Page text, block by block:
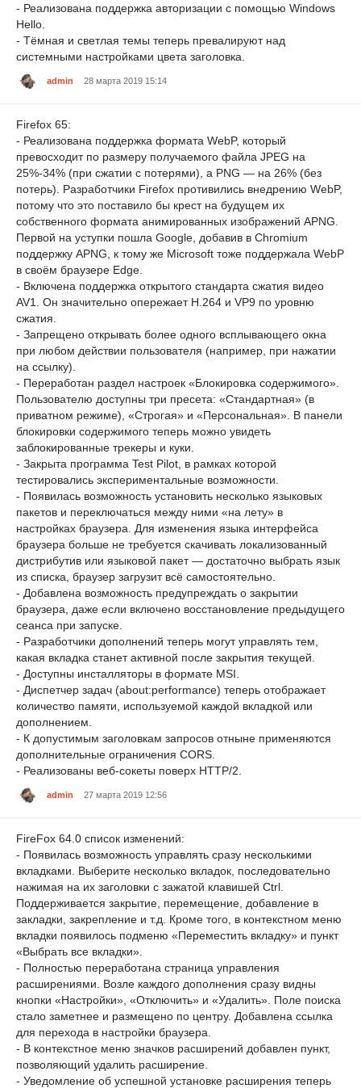
- Реализована поддержка авторизации с помощью Windows
Hello.
- Тёмная и светлая темы теперь превалируют над
системными настройками цвета заголовка.
admin 28 марта 2019 15:14
Firefox 65:
- Реализована поддержка формата WebP, который
превосходит по размеру получаемого файла JPEG на
25%-34% (при сжатии с потерями), а PNG — на 26% (без
потерь). Разработчики Firefox противились внедрению WebP,
потому что это поставило бы крест на будущем их
собственного формата анимированных изображений APNG.
Первой на уступки пошла Google, добавив в Chromium
поддержку APNG, к тому же Microsoft тоже поддержала WebP
в своём браузере Edge.
- Включена поддержка открытого стандарта сжатия видео
AV1. Он значительно опережает H.264 и VP9 по уровню
сжатия.
- Запрещено открывать более одного всплывающего окна
при любом действии пользователя (например, при нажатии
на ссылку).
- Переработан раздел настроек «Блокировка содержимого».
Пользователю доступны три пресета: «Стандартная» (в
приватном режиме), «Строгая» и «Персональная». В панели
блокировки содержимого теперь можно увидеть
заблокированные трекеры и куки.
- Закрыта программа Test Pilot, в рамках которой
тестировались экспериментальные возможности.
- Появилась возможность установить несколько языковых
пакетов и переключаться между ними «на лету» в
настройках браузера. Для изменения языка интерфейса
браузера больше не требуется скачивать локализованный
дистрибутив или языковой пакет — достаточно выбрать язык
из списка, браузер загрузит всё самостоятельно.
- Добавлена возможность предупреждать о закрытии
браузера, даже если включено восстановление предыдущего
сеанса при запуске.
- Разработчики дополнений теперь могут управлять тем,
какая вкладка станет активной после закрытия текущей.
- Доступны инсталляторы в формате MSI.
- Диспетчер задач (about:performance) теперь отображает
количество памяти, используемой каждой вкладкой или
дополнением.
- К допустимым заголовкам запросов отныне применяются
дополнительные ограничения CORS.
- Реализованы веб-сокеты поверх HTTP/2.
admin 27 марта 2019 12:56
FireFox 64.0 список изменений:
- Появилась возможность управлять сразу несколькими
вкладками. Выберите несколько вкладок, последовательно
нажимая на их заголовки с зажатой клавишей Ctrl.
Поддерживается закрытие, перемещение, добавление в
закладки, закрепление и т.д. Кроме того, в контекстном меню
вкладки появилось подменю «Переместить вкладку» и пункт
«Выбрать все вкладки».
- Полностью переработана страница управления
расширениями. Возле каждого дополнения сразу видны
кнопки «Настройки», «Отключить» и «Удалить». Поле поиска
стало заметнее и размещено по центру. Добавлена ссылка
для перехода в настройки браузера.
- В контекстное меню значков расширений добавлен пункт,
позволяющий удалить расширение.
- Уведомление об успешной установке расширения теперь